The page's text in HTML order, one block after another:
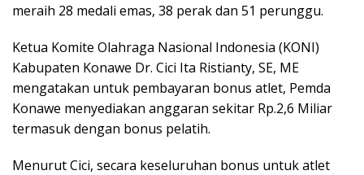
meraih 28 medali emas, 38 perak dan 51 perunggu.
Ketua Komite Olahraga Nasional Indonesia (KONI)
Kabupaten Konawe Dr. Cici Ita Ristianty, SE, ME
mengatakan untuk pembayaran bonus atlet, Pemda
Konawe menyediakan anggaran sekitar Rp.2,6 Miliar
termasuk dengan bonus pelatih.
Menurut Cici, secara keseluruhan bonus untuk atlet